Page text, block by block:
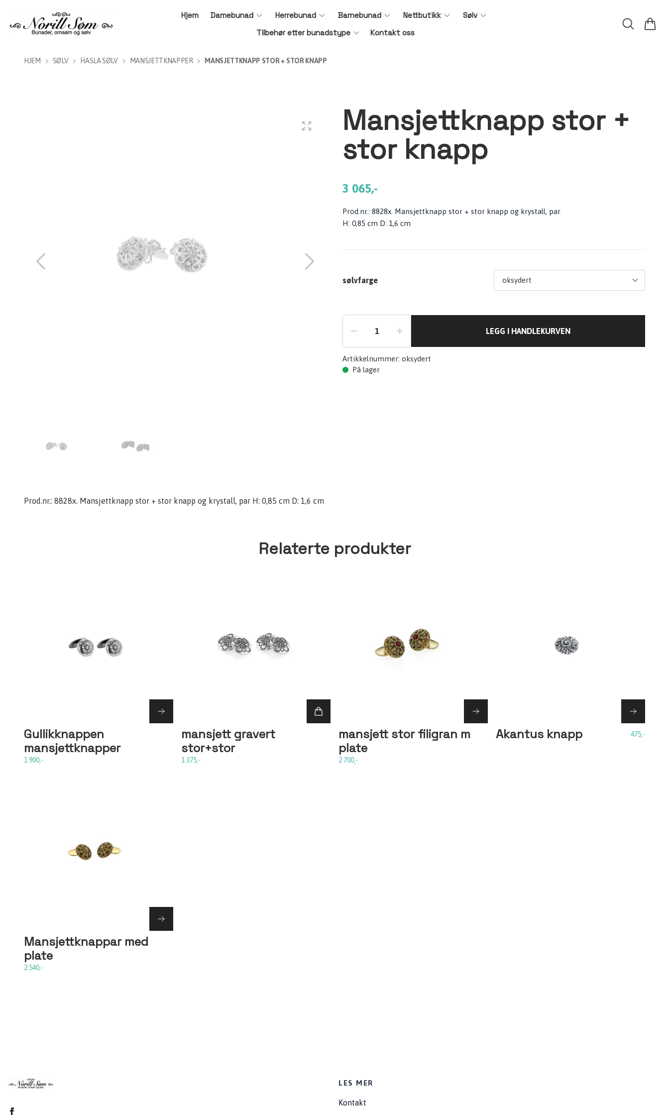
Hjem Damebunad Herrebunad Barnebunad Nettbutikk
Sølv
Tilbehør etter bunadstype
Kontakt oss
HJEM SØLV HASLA SØLV MANSJETTKNAPPER MANSJETTKNAPP STOR + STOR KNAPP
Mansjettknapp stor +
stor knapp
3 065,-
Prod.nr.: 8828x. Mansjettknapp stor + stor knapp og krystall, par
H: 0,85 cm D: 1,6 cm
sølvfarge
LEGG I HANDLEKURVEN
Artikkelnummer: oksydert
På lager
Prod.nr.: 8828x. Mansjettknapp stor + stor knapp og krystall, par H: 0,85 cm D: 1,6 cm
Relaterte produkter
Gullikknappen
mansjettknapper
1 900,-
mansjett gravert
stor+stor
1 375,-
mansjett stor filigran m
plate
2 700,-
Akantus knapp 475,-
Mansjettknappar med
plate
2 540,-
LES MER
Kontakt